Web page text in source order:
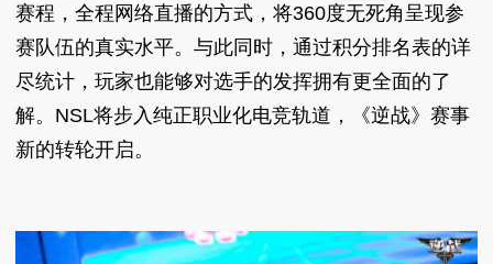
赛程，全程网络直播的方式，将360度无死角呈现参
赛队伍的真实水平。与此同时，通过积分排名表的详
尽统计，玩家也能够对选手的发挥拥有更全面的了
解。NSL将步入纯正职业化电竞轨道，《逆战》赛事
新的转轮开启。